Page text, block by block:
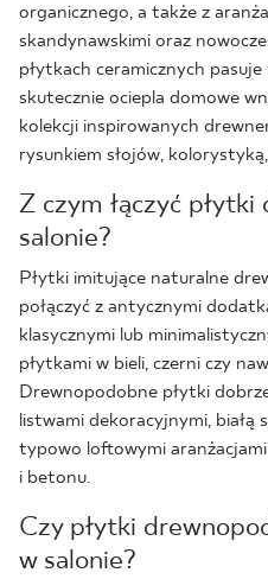
organicznego, a także z
skandynawskimi oraz
płytkach ceramicznych
skutecznie ociepla domowe
kolekcji inspirowanych
rysunkiem słojów,
Z czym łączyć
salonie?
Płytki imitujące naturalne
połączyć z antycznymi
klasycznymi lub
płytkami w bieli, czerni czy
Drewnopodobne płytki
listwami dekoracyjnymi, białą
typowo loftowymi
i betonu.
Czy płytki
w salonie?